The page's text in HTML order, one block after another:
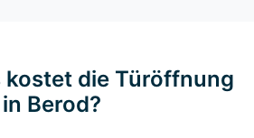
kostet die Türöffnung
in Berod?